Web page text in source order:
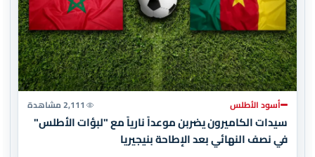
أسود الأطلس 2,111 مشاهدة
سيدات الكاميرون يضربن موعداً نارياً مع "لبؤات الأطلس"
في نصف النهائي بعد الإطاحة بنيجيريا